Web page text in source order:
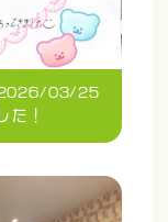
03/25
た！